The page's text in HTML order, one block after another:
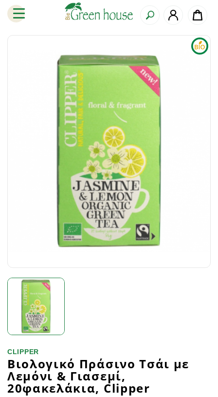
CLIPPER
Βιολογικό Πράσινο Τσάι με
Λεμόνι & Γιασεμί,
20φακελάκια, Clipper